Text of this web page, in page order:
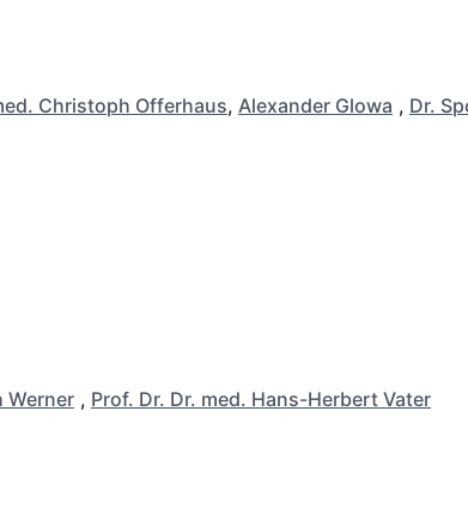
Christoph Offerhaus, Alexander Glowa , Dr.
Werner , Prof. Dr. Dr. med. Hans-Herbert Vater